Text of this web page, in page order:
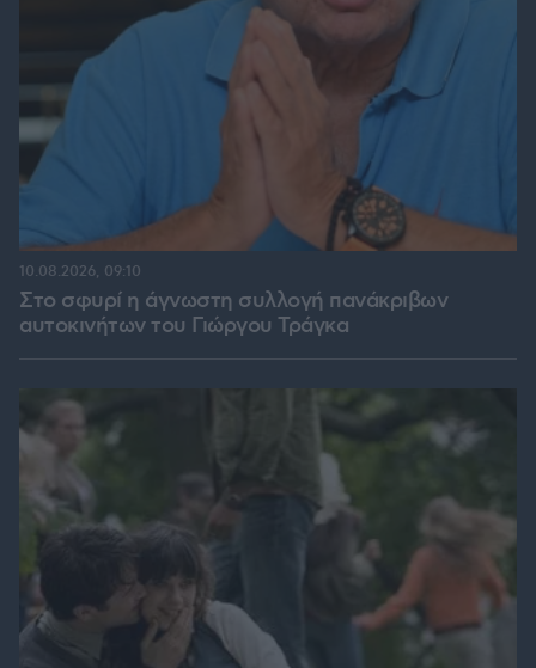
Στο σφυρί η άγνωστη συλλογή πανάκριβων
αυτοκινήτων του Γιώργου Τράγκα
10.08.2026, 09:10